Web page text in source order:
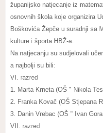
županijsko natjecanje iz
osnovnih škola koje organizira
Boškovića Žepče u suradnji sa
kulture i športa HBŽ-a.
Na natjecanju su sudjelovali
a najbolji su bili:
VI. razred
1. Marta Krneta (OŠ " Nikola
2. Franka Kovač (OŠ Stjepana
3. Danin Vrebac (OŠ " Ivan
VII. razred